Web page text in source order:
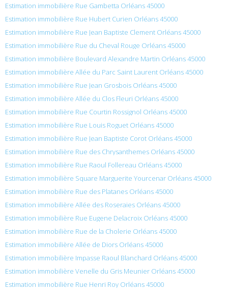
Estimation immobilière Rue Gambetta Orléans 45000
Estimation immobilière Rue Hubert Curien Orléans 45000
Estimation immobilière Rue Jean Baptiste Clement Orléans 45000
Estimation immobilière Rue du Cheval Rouge Orléans 45000
Estimation immobilière Boulevard Alexandre Martin Orléans 45000
Estimation immobilière Allée du Parc Saint Laurent Orléans 45000
Estimation immobilière Rue Jean Grosbois Orléans 45000
Estimation immobilière Allée du Clos Fleuri Orléans 45000
Estimation immobilière Rue Courtin Rossignol Orléans 45000
Estimation immobilière Rue Louis Roguet Orléans 45000
Estimation immobilière Rue Jean Baptiste Corot Orléans 45000
Estimation immobilière Rue des Chrysanthemes Orléans 45000
Estimation immobilière Rue Raoul Follereau Orléans 45000
Estimation immobilière Square Marguerite Yourcenar Orléans 45000
Estimation immobilière Rue des Platanes Orléans 45000
Estimation immobilière Allée des Roseraies Orléans 45000
Estimation immobilière Rue Eugene Delacroix Orléans 45000
Estimation immobilière Rue de la Cholerie Orléans 45000
Estimation immobilière Allée de Diors Orléans 45000
Estimation immobilière Impasse Raoul Blanchard Orléans 45000
Estimation immobilière Venelle du Gris Meunier Orléans 45000
Estimation immobilière Rue Henri Roy Orléans 45000